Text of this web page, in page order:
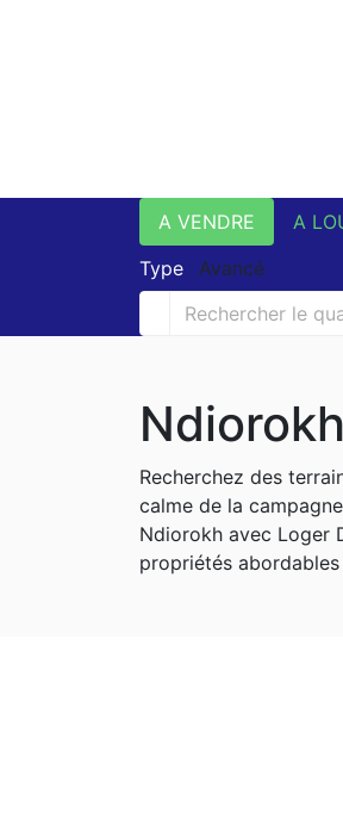
A VENDRE
A
Type
Avancé
Ndiorokh
Recherchez des
calme de la
Ndiorokh avec Loger
propriétés